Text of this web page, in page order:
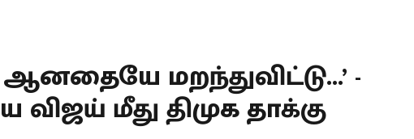
மறந்துவிட்டு...’ -
விஜய் மீது திமுக தாக்கு